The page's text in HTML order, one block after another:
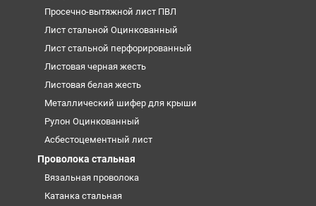
Просечно-вытяжной лист ПВЛ
Лист стальной Оцинкованный
Лист стальной перфорированный
Листовая черная жесть
Листовая белая жесть
Металлический шифер для крыши
Рулон Оцинкованный
Асбестоцементный лист
Проволока стальная
Вязальная проволока
Катанка стальная